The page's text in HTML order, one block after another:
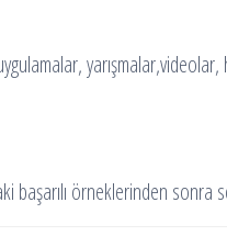
başarılı örneklerinden sonra